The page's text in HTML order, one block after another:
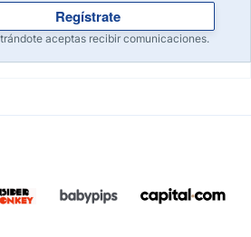
Regístrate
aceptas recibir comunicaciones.